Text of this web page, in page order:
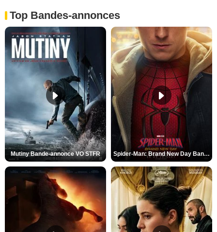
Top Bandes-annonces
Mutiny Bande-annonce VO STFR Spider-Man: Brand New Day Bande-annonce VO STFR